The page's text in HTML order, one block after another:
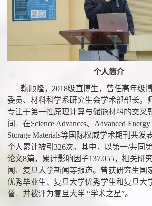
个人简介
鞠顺隆， 2018级直博生，曾任高年级
委员、材料科学系研究生会学术部部长。
专注于第一性原理计算与储能材料的交叉
间，在Science Advances、 Advanced Energy
Storage Materials等国际权威学术期刊共发
个人累计被引 326次。其中，以第一/共同
论文8篇，累计影响因子137.055，相关研
闻、复旦大学新闻等报道。曾获研究生国
优秀毕业生、复旦大学优秀学生和复旦大
誉，并被评为复旦大学 “学术之星”。